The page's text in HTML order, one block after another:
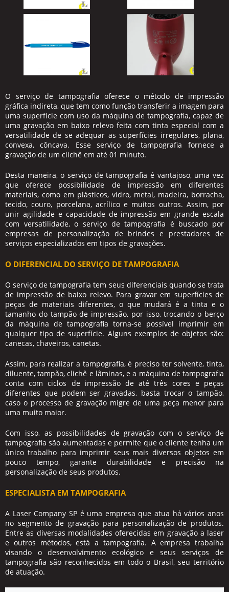
O serviço de tampografia oferece o método de impressão
gráfica indireta, que tem como função transferir a imagem para
uma superfície com uso da máquina de tampografia, capaz de
uma gravação em baixo relevo feita com tinta especial com a
versatilidade de se adequar as superfícies irregulares, plana,
convexa, côncava. Esse serviço de tampografia fornece a
gravação de um clichê em até 01 minuto.
Desta maneira, o serviço de tampografia é vantajoso, uma vez
que oferece possibilidade de impressão em diferentes
materiais, como em plásticos, vidro, metal, madeira, borracha,
tecido, couro, porcelana, acrílico e muitos outros. Assim, por
unir agilidade e capacidade de impressão em grande escala
com versatilidade, o serviço de tampografia é buscado por
empresas de personalização de brindes e prestadores de
serviços especializados em tipos de gravações.
O DIFERENCIAL DO SERVIÇO DE TAMPOGRAFIA
Oserviço de tampografia tem seus diferenciais quando se trata
de impressão de baixo relevo. Para gravar em superfícies de
peças de materiais diferentes, o que mudará é a tinta e o
tamanho do tampão de impressão, por isso, trocando o berço
da máquina de tampografia torna-se possível imprimir em
qualquer tipo de superfície. Alguns exemplos de objetos são:
canecas, chaveiros, canetas.
Assim, para realizar a tampografia, é preciso ter solvente, tinta,
diluente, tampão, clichê e lâminas, e a máquina de tampografia
conta com ciclos de impressão de até três cores e peças
diferentes que podem ser gravadas, basta trocar o tampão,
caso o processo de gravação migre de uma peça menor para
uma muito maior.
Com isso, as possibilidades de gravação com oserviço de
tampografia são aumentadas e permite que o cliente tenha um
único trabalho para imprimir seus mais diversos objetos em
pouco tempo, garante durabilidade e precisão na
personalização de seus produtos.
ESPECIALISTA EM TAMPOGRAFIA
A Laser Company SP é uma empresa que atua há vários anos
no segmento de gravação para personalização de produtos.
Entre as diversas modalidades oferecidas em gravação a laser
e outros métodos, está a tampografia. A empresa trabalha
visando o desenvolvimento ecológico e seus serviços de
tampografia são reconhecidos em todo o Brasil, seu território
de atuação.